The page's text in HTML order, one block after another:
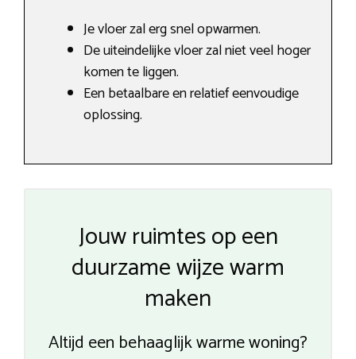
Je vloer zal erg snel opwarmen.
De uiteindelijke vloer zal niet veel hoger
komen te liggen.
Een betaalbare en relatief eenvoudige
oplossing.
Jouw ruimtes op een
duurzame wijze warm
maken
Altijd een behaaglijk warme woning?